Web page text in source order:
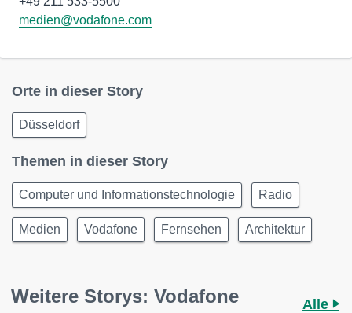
medien@vodafone.com
Orte in dieser Story
Düsseldorf
Themen in dieser Story
Computer und Informationstechnologie Radio
Medien Vodafone Fernsehen Architektur
Weitere Storys: Vodafone
Alle